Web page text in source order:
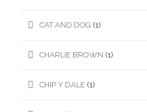
CAT AND DOG (1)
CHARLIE BROWN (1)
CHIP Y DALE (1)